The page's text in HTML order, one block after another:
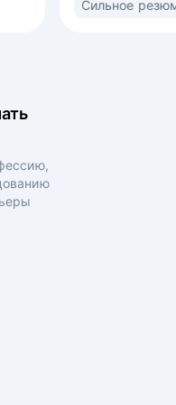
Знаю ожидания
цели и планы
Тренинги